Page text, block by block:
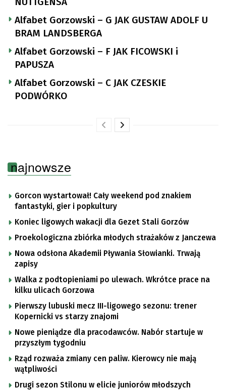
Alfabet Gorzowski – G JAK GUSTAW ADOLF U
BRAM LANDSBERGA
Alfabet Gorzowski – F JAK FICOWSKI i
PAPUSZA
Alfabet Gorzowski – C JAK CZESKIE
PODWÓRKO
najnowsze
Gorcon wystartował! Cały weekend pod znakiem
fantastyki, gier i popkultury
Koniec ligowych wakacji dla Gezet Stali Gorzów
Proekologiczna zbiórka młodych strażaków z Janczewa
Nowa odsłona Akademii Pływania Słowianki. Trwają
zapisy
Walka z podtopieniami po ulewach. Wkrótce prace na
kilku ulicach Gorzowa
Pierwszy lubuski mecz III-ligowego sezonu: trener
Kopernicki vs starzy znajomi
Nowe pieniądze dla pracodawców. Nabór startuje w
przyszłym tygodniu
Rząd rozważa zmiany cen paliw. Kierowcy nie mają
wątpliwości
Drugi sezon Stilonu w elicie juniorów młodszych